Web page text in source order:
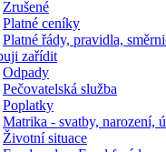
Zrušené
Platné ceníky
Platné řády, pravidla,
zařídit
Odpady
Pečovatelská služba
Poplatky
Matrika - svatby, narození,
Životní situace